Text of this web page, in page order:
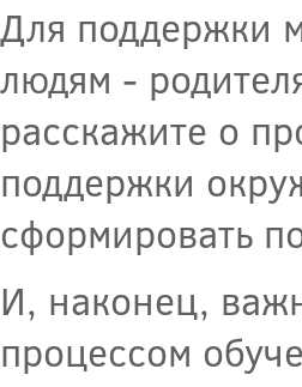
Для поддержки
людям -
расскажите о
поддержки
сформировать
И, наконец,
процессом